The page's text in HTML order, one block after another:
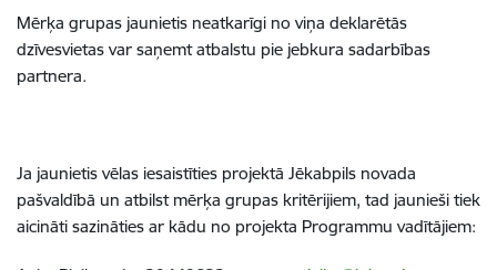
Mērķa grupas jaunietis neatkarīgi no viņa deklarētās
dzīvesvietas var saņemt atbalstu pie jebkura sadarbības
partnera.
Ja jaunietis vēlas iesaistīties projektā Jēkabpils novada
pašvaldībā un atbilst mērķa grupas kritērijiem, tad jaunieši tiek
aicināti sazināties ar kādu no projekta Programmu vadītājiem: